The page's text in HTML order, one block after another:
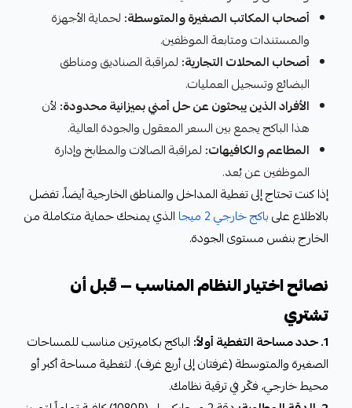
أصحاب المكاتب الصغيرة والمتوسطة: لحماية الأجهزة
والمستندات ومتابعة الموظفين.
أصحاب المحلات التجارية: لمراقبة الصناديق ومناطق
البضائع وتسجيل العمليات.
الأفراد الذين يبحثون عن حل أمني بميزانية محدودة: لأن
هذا الباكج يجمع بين السعر المعقول والجودة العالية.
المطاعم والكافيهات: لمراقبة الصالات والمطابخ وإدارة
الموظفين عن بُعد.
إذا كنت تحتاج إلى تغطية المداخل والمناطق الخارجية أيضاً، تفضل
بالاطلاع علىباكج خارجي 2 ميجا
الذي يمنحك حماية متكاملة من
الخارج بنفس مستوى الجودة.
نصائح اختيار النظام المناسب — قبل أن
تشتري
1. حدد مساحة التغطية أولاً:
الباكج بكاميرتين مناسب للمساحات
الصغيرة والمتوسطة (غرفتان إلى أربع غرف). لتغطية مساحة أكبر أو
محيط خارجي، فكّر في ترقية نظامك.